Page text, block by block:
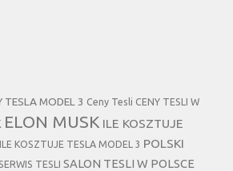
TESLA MODEL 3 Ceny Tesli CENY TESLI W
ELON MUSK ILE KOSZTUJE
ILE KOSZTUJE TESLA MODEL 3 POLSKI
TESLI SALON TESLI W POLSCE